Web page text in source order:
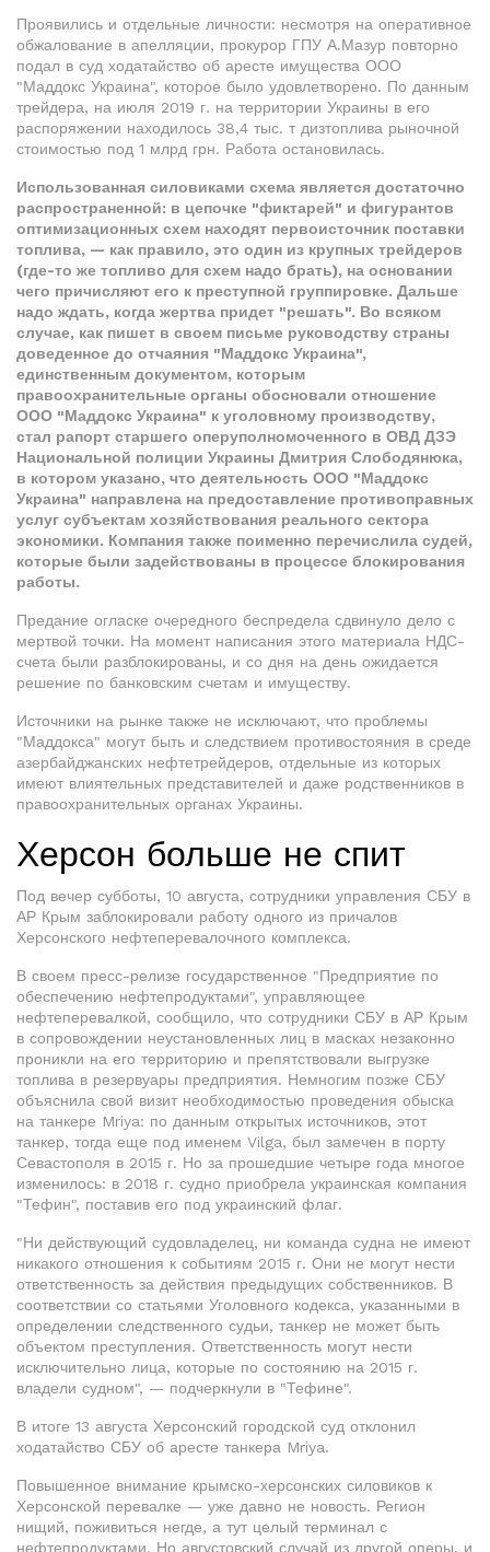
Проявились и отдельные личности: несмотря на оперативное
обжалование в апелляции, прокурор ГПУ А.Мазур повторно
подал в суд ходатайство об аресте имущества ООО
"Маддокс Украина", которое было удовлетворено. По данным
трейдера, на июля 2019 г. на территории Украины в его
распоряжении находилось 38,4 тыс. т дизтоплива рыночной
стоимостью под 1 млрд грн. Работа остановилась.
Использованная силовиками схема является достаточно
распространенной: в цепочке "фиктарей" и фигурантов
оптимизационных схем находят первоисточник поставки
топлива, — как правило, это один из крупных трейдеров
(где-то же топливо для схем надо брать), на основании
чего причисляют его к преступной группировке. Дальше
надо ждать, когда жертва придет "решать". Во всяком
случае, как пишет в своем письме руководству страны
доведенное до отчаяния "Маддокс Украина",
единственным документом, которым
правоохранительные органы обосновали отношение
ООО "Маддокс Украина" к уголовному производству,
стал рапорт старшего оперуполномоченного в ОВД ДЗЭ
Национальной полиции Украины Дмитрия Слободянюка,
в котором указано, что деятельность ООО "Маддокс
Украина" направлена на предоставление противоправных
услуг субъектам хозяйствования реального сектора
экономики. Компания также поименно перечислила судей,
которые были задействованы в процессе блокирования
работы.
Предание огласке очередного беспредела сдвинуло дело с
мертвой точки. На момент написания этого материала НДС-
счета были разблокированы, и со дня на день ожидается
решение по банковским счетам и имуществу.
Источники на рынке также не исключают, что проблемы
"Маддокса" могут быть и следствием противостояния в среде
азербайджанских нефтетрейдеров, отдельные из которых
имеют влиятельных представителей и даже родственников в
правоохранительных органах Украины.
Херсон больше не спит
Под вечер субботы, 10 августа, сотрудники управления СБУ в
АР Крым заблокировали работу одного из причалов
Херсонского нефтеперевалочного комплекса.
В своем пресс-релизе государственное "Предприятие по
обеспечению нефтепродуктами", управляющее
нефтеперевалкой, сообщило, что сотрудники СБУ в АР Крым
в сопровождении неустановленных лиц в масках незаконно
проникли на его территорию и препятствовали выгрузке
топлива в резервуары предприятия. Немногим позже СБУ
объяснила свой визит необходимостью проведения обыска
на танкере Mriya: по данным открытых источников, этот
танкер, тогда еще под именем Vilga, был замечен в порту
Севастополя в 2015 г. Но за прошедшие четыре года многое
изменилось: в 2018 г. судно приобрела украинская компания
"Тефин", поставив его под украинский флаг.
"Ни действующий судовладелец, ни команда судна не имеют
никакого отношения к событиям 2015 г. Они не могут нести
ответственность за действия предыдущих собственников. В
соответствии со статьями Уголовного кодекса, указанными в
определении следственного судьи, танкер не может быть
объектом преступления. Ответственность могут нести
исключительно лица, которые по состоянию на 2015 г.
владели судном", — подчеркнули в "Тефине".
В итоге 13 августа Херсонский городской суд отклонил
ходатайство СБУ об аресте танкера Mriya.
Повышенное внимание крымско-херсонских силовиков к
Херсонской перевалке — уже давно не новость. Регион
нищий, поживиться негде, а тут целый терминал с
нефтепродуктами. Но августовский случай из другой оперы, и